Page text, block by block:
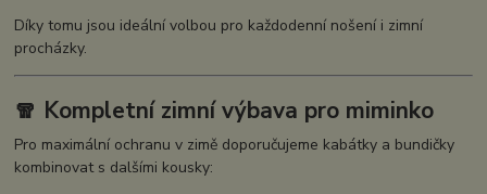
Díky tomu jsou ideální volbou pro každodenní nošení i zimní
procházky.
🧣 Kompletní zimní výbava pro miminko
Pro maximální ochranu v zimě doporučujeme kabátky a bundičky
kombinovat s dalšími kousky: